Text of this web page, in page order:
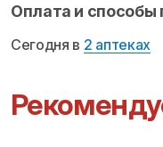
Оплата и способы
Сегодня в 2 аптеках